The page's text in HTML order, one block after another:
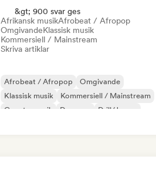
&gt; 900 svar ges
Afrikansk musikAfrobeat / Afropop
OmgivandeKlassisk musik
Kommersiell / Mainstream
Skriva artiklar
Afrobeat / Afropop
Omgivande
Klassisk musik
Kommersiell / Mainstream
Countrymusik
Danspop
Drill/Jersey